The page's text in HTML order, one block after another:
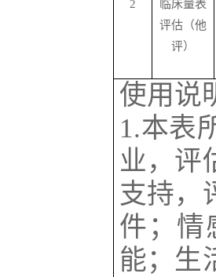
2
临床量表
评估（他
评）
使用说
1.本表
业，评
支持，
件；情
能；生